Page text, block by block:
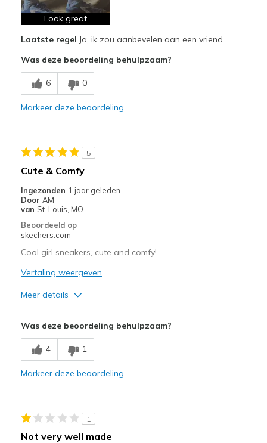
Stylish
Beste toepassingen
Casual Wear
Width
Look great
Laatste regel Ja, ik zou aanbevelen aan een vriend
Was deze beoordeling behulpzaam?
6 0
Markeer deze beoordeling
5
Cute & Comfy
Ingezonden 1 jaar geleden
Door AM
van St. Louis, MO
Beoordeeld op
skechers.com
Cool girl sneakers, cute and comfy!
Vertaling weergeven
Meer details
Comfortable
Stylish
Sizing
Was deze beoordeling behulpzaam?
4 1
Markeer deze beoordeling
1
Not very well made